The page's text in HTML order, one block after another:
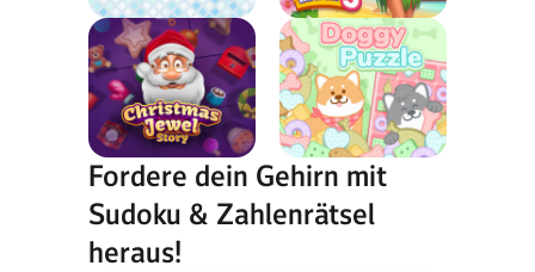
Fordere dein Gehirn mit
Sudoku & Zahlenrätsel
heraus!